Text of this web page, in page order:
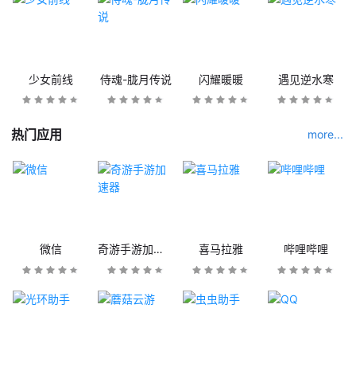
少女前线 侍魂-胧月传说 闪耀暖暖 遇见逆水寒
热门应用 more...
微信 奇游手游加速器 喜马拉雅 哔哩哔哩